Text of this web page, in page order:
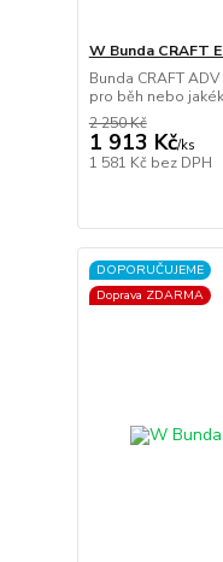
W Bunda CRAFT
Bunda CRAFT
pro běh nebo
2 250 Kč
1 913 Kč/ks
1 581 Kč bez DPH
DOPORUČUJEME
Doprava ZDARMA